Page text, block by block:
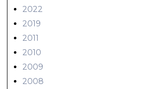
2022
2019
2011
2010
2009
2008